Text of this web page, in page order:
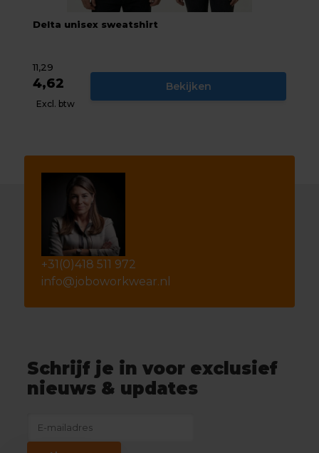
Delta unisex sweatshirt
11,29
4,62
Excl. btw
Bekijken
+31(0)418 511 972
info@joboworkwear.nl
Schrijf je in voor exclusief
nieuws & updates